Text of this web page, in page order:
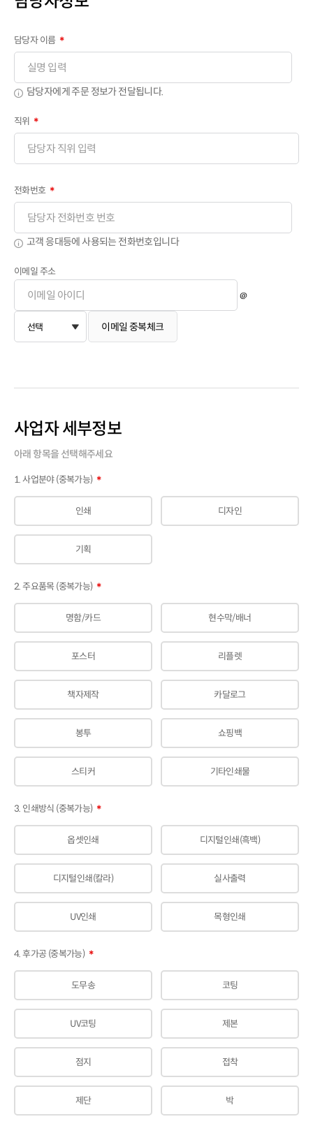
담당자 이름 ＊
담당자에게 주문 정보가 전달됩니다.
직위 ＊
전화번호 ＊
고객 응대등에 사용되는 전화번호입니다
이메일 주소
＠
이메일 중복체크
사업자 세부정보
아래 항목을 선택해주세요
1. 사업분야 (중복가능) ＊
인쇄 디자인
기획
2. 주요품목 (중복가능) ＊
명함/카드 현수막/배너
포스터 리플렛
책자제작 카달로그
봉투 쇼핑백
스티커 기타인쇄물
3. 인쇄방식 (중복가능) ＊
옵셋인쇄 디지털인쇄(흑백)
디지털인쇄(칼라) 실사출력
UV인쇄 목형인쇄
4. 후가공 (중복가능) ＊
도무송 코팅
UV코팅 제본
점지 접착
제단 박